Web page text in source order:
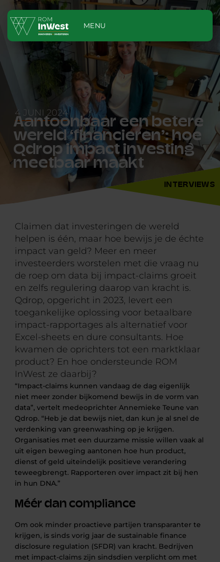
MENU
4 JUNI 2024
Aantoonbaar een betere
wereld ‘financieren’: hoe
Qdrop impact investing
meetbaar maakt
INTERVIEWS
Claimen dat investeringen de wereld
helpen is één, maar hoe bewijs je de échte
impact van geld? Meer en meer
investeerders worstelen met die vraag nu
de roep om data bij impact-claims groeit
en zelfs regulering daarop van kracht is.
Qdrop, opgericht in 2023, levert een
toegankelijke oplossing voor betaalbare
impact-rapportages als alternatief voor
Excel-sheets en dure consultants. Hoe
kwamen de oprichters tot een marktklaar
product? En hoe ondersteunde ROM
InWest ze daarbij?
“Impact-claims kunnen vandaag de dag eigenlijk
niet meer zonder bijkomend bewijs in de vorm van
data”, vertelt medeoprichter Annemieke Teune van
Qdrop. “Heb je dat bewijs niet, dan kun je al snel de
verdenking van greenwashing op je krijgen.
Organisaties met een duurzame missie willen vaak al
uit eigen beweging aantonen hoe hun product,
dienst of geld uiteindelijk positieve verandering
teweegbrengt. Rapporteren over impact zit bij hen
in hun DNA.”
Méér dan compliance
Om ook minder proactieve partijen transparanter te
krijgen, is sinds vorig jaar de sustainable finance
disclosure regulation (SFDR) van kracht. Bedrijven
met impact-claims zijn sindsdien verplicht om met